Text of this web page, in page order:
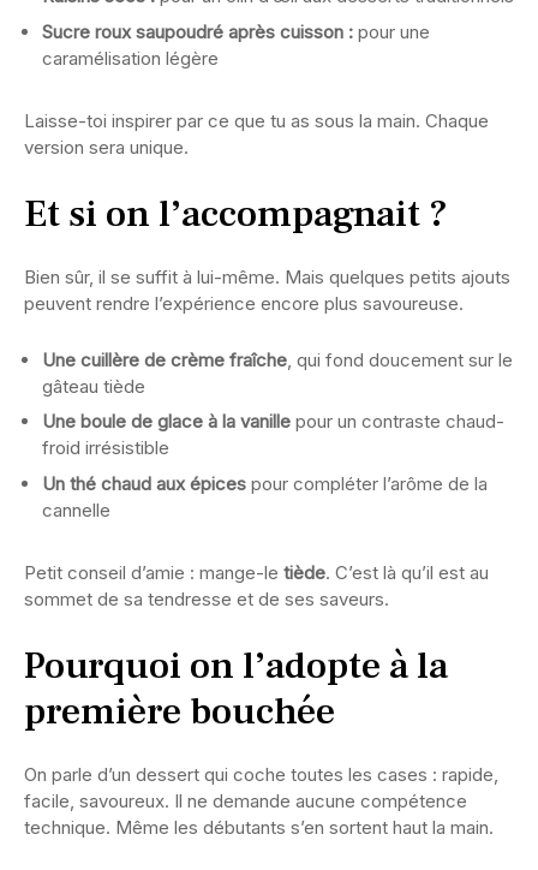
Sucre roux saupoudré après cuisson : pour une
caramélisation légère
Laisse-toi inspirer par ce que tu as sous la main. Chaque
version sera unique.
Et si on l’accompagnait ?
Bien sûr, il se suffit à lui-même. Mais quelques petits ajouts
peuvent rendre l’expérience encore plus savoureuse.
Une cuillère de crème fraîche , qui fond doucement sur le
gâteau tiède
Une boule de glace à la vanille pour un contraste chaud-
froid irrésistible
Un thé chaud aux épices pour compléter l’arôme de la
cannelle
Petit conseil d’amie : mange-le tiède. C’est là qu’il est au
sommet de sa tendresse et de ses saveurs.
Pourquoi on l’adopte à la
première bouchée
On parle d’un dessert qui coche toutes les cases : rapide,
facile, savoureux. Il ne demande aucune compétence
technique. Même les débutants s’en sortent haut la main.